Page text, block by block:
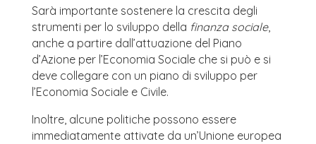
Sarà importante sostenere la crescita degli
strumenti per lo sviluppo della finanza sociale,
anche a partire dall’attuazione del Piano
d’Azione per l’Economia Sociale che si può e si
deve collegare con un piano di sviluppo per
l’Economia Sociale e Civile.
Inoltre, alcune politiche possono essere
immediatamente attivate da un’Unione europea